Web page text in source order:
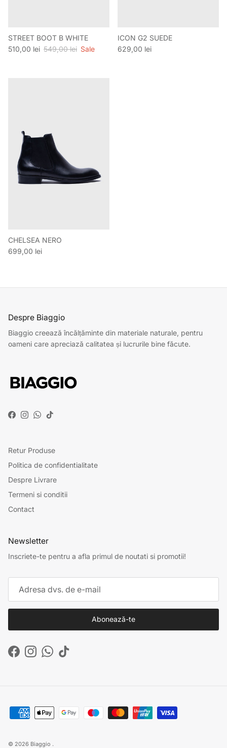
STREET BOOT B WHITE
Preț de vânzare
510,00 lei Preț obișnuit
549,00 lei Sale
ICON G2 SUEDE
Preț obișnuit
629,00 lei
CHELSEA NERO
Preț obișnuit
699,00 lei
Despre Biaggio
Biaggio creează încălțăminte din materiale naturale, pentru
oameni care apreciază calitatea și lucrurile bine făcute.
Facebook
Instagram
WhatsApp
TikTok
Retur Produse
Politica de confidentialitate
Despre Livrare
Termeni si conditii
Contact
Newsletter
Inscriete-te pentru a afla primul de noutati si promotii!
Abonează-te
FacebookInstagram
WhatsApp
TikTok
© 2026 Biaggio .